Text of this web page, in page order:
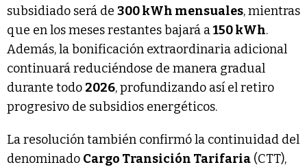
subsidiado será de 300 kWh mensuales, mientras
que en los meses restantes bajará a150 kWh.
Además, la bonificación extraordinaria adicional
continuará reduciéndose de manera gradual
durante todo 2026, profundizando así el retiro
progresivo de subsidios energéticos.
La resolución también confirmó la continuidad del
denominado Cargo Transición Tarifaria (CTT),